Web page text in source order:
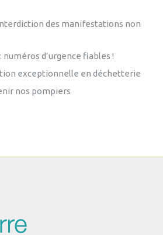
des manifestations non
numéros d’urgence fiables !
exceptionnelle en déchetterie
nos pompiers